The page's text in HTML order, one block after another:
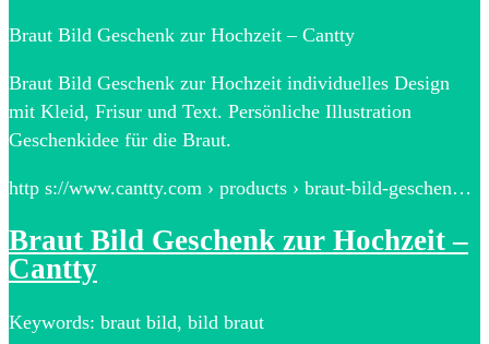
Braut Bild Geschenk zur Hochzeit – Cantty
Braut Bild Geschenk zur Hochzeit individuelles Design
mit Kleid, Frisur und Text. Persönliche Illustration
Geschenkidee für die Braut.
http s://www.cantty.com › products › braut-bild-geschen…
Braut Bild Geschenk zur Hochzeit –
Cantty
Keywords: braut bild, bild braut